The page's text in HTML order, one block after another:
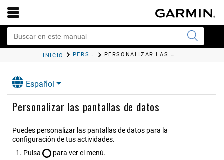
INICIO PERSONALIZAR TU RELOJ PERSONALIZAR LAS PANTALLAS DE DATOS
Español
Personalizar las pantallas de datos
Puedes personalizar las pantallas de datos para la
configuración de tus actividades.
Pulsa
para ver el menú.